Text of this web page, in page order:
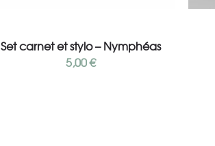
Set carnet et stylo – Nymphéas
5,00€